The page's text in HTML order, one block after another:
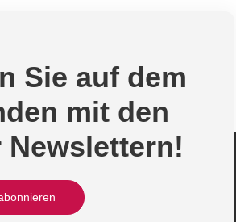
Sie auf dem
mit den
Newslettern!